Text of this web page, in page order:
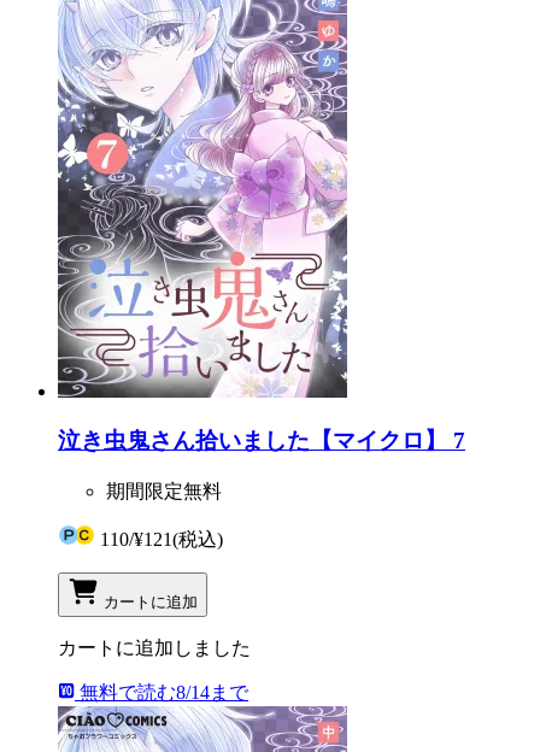
泣き虫鬼さん拾いました【マイクロ】 7
期間限定無料
110/¥121(税込)
カートに追加
カートに追加しました
無料で読む8/14まで